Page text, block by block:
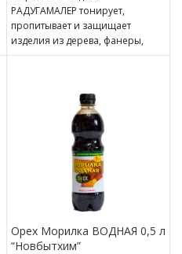
РАДУГАМАЛЕР тонирует,
пропитывает и защищает
изделия из дерева, фанеры,
МДФ, ДСП, ДВП, ОСП (OSB),
Орех Морилка ВОДНАЯ 0,5 л
“Новбытхим”